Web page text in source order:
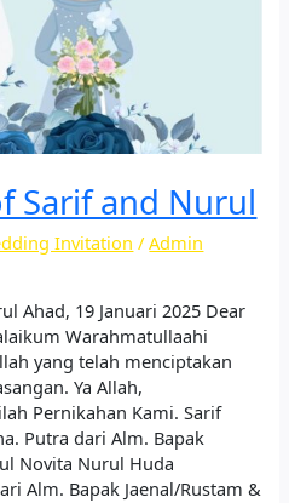
Sarif and Nurul
Invitation /Admin
Ahad, 19 Januari 2025 Dear
Warahmatullaahi
yang telah menciptakan
Ya Allah,
Pernikahan Kami.​​ Sarif
Putra dari Alm. Bapak
Novita Nurul Huda
Alm. Bapak Jaenal/Rustam &